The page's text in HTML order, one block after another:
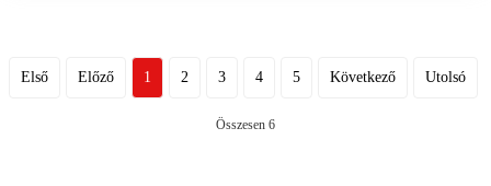
Első Előző 1 2 3 4 5 Következő Utolsó
Összesen 6